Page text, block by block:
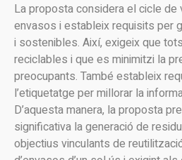
La proposta considera el cicle
envasos i estableix requisits per
i sostenibles. Així, exigeix que
reciclables i que es minimitzi la
preocupants. També estableix
l’etiquetatge per millorar la
D’aquesta manera, la proposta
significativa la generació de
objectius vinculants de